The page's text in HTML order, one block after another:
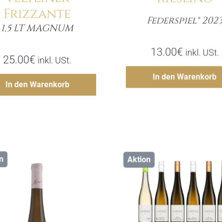
Frizzante
1,5 LT MAGNUM
25.00€ inkl. USt.
In den Warenkorb
Menge
Hinzufügen
Federspiel®
13.00€ inkl. USt.
In den Warenkorb
Menge
Aktion
Details
Details